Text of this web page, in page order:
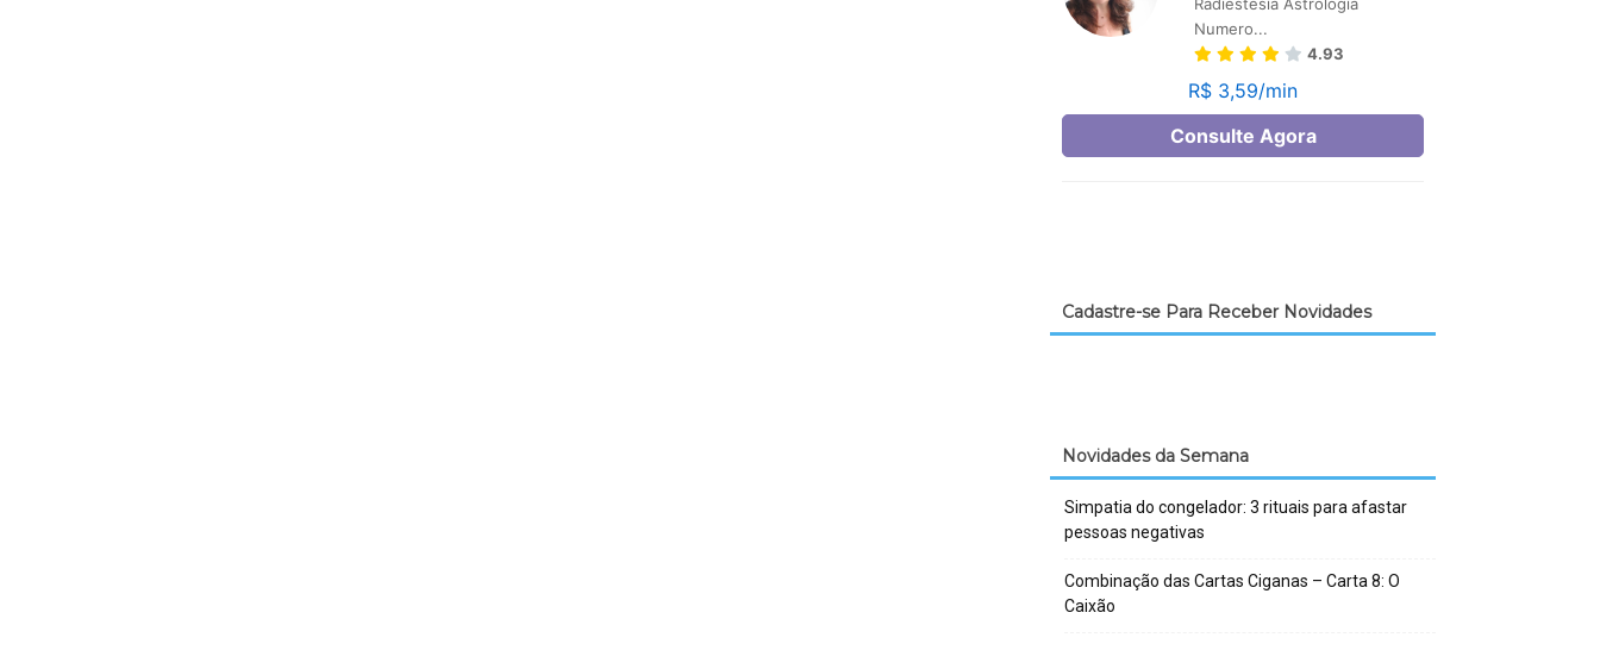
Cadastre-se Para Receber Novidades
Novidades da Semana
Simpatia do congelador: 3 rituais para afastar
pessoas negativas
Combinação das Cartas Ciganas – Carta 8: O
Caixão